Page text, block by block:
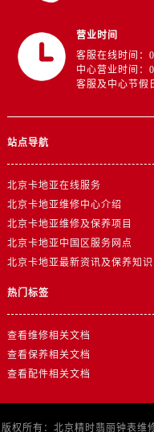
营业时间
客服在线时间：
中心营业时间：
客服及中心节假
站点导航
北京卡地亚在线服务
北京卡地亚维修中心介绍
北京卡地亚维修及保养项目
北京卡地亚中国区服务网点
北京卡地亚最新资讯及保养知识
热门标签
查看维修相关文档
查看保养相关文档
查看配件相关文档
版权所有：北京精时翡丽钟表维